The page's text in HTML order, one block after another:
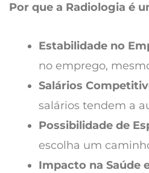
Por que a Radiologia é
Estabilidade no
no emprego,
Salários
salários tendem a
Possibilidade de
escolha um
Impacto na Saúde